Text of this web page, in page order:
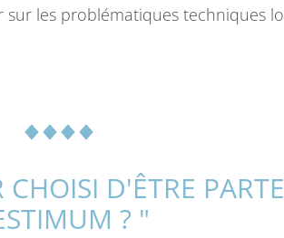
sur les problématiques techniques
D'ÊTRE
? "